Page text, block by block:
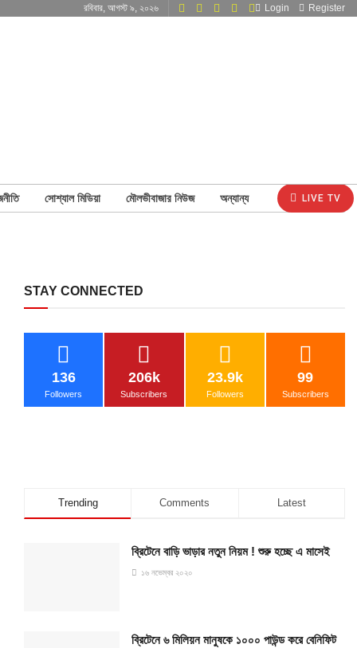
রবিবার, আগস্ট ৯, ২০২৬ Login Register
সোশ্যাল মিডিয়া মৌলভীবাজার নিউজ অন্যান্য LIVE TV
STAY CONNECTED
136
Followers
206k
Subscribers
23.9k
Followers
99
Subscribers
Trending Comments Latest
ব্রিটেনে বাড়ি ভাড়ার নতুন নিয়ম ! শুরু হচ্ছে এ মাসেই
১৬ নভেম্বর ২০২০
ব্রিটেনে ৬ মিলিয়ন মানুষকে ১০০০ পাউন্ড করে বেনিফিট